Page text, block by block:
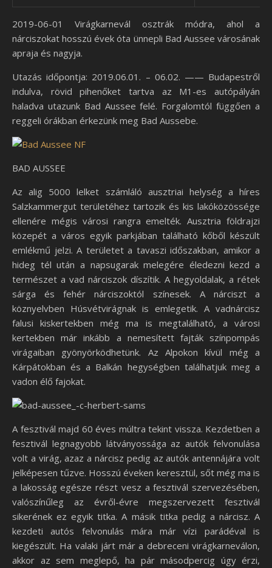
2019-06-01 Virágkarnevál osztrák módra, ahol a
nárciszokat hosszú évek óta ünnepli Bad Aussee városának
apraja és nagyja.
Utazás időpontja: 2019.06.01. – 06.02. —— Budapestről
indulva, rövid pihenőket tartva az M1-es autópályán
haladva utazunk Bad Aussee felé. Forgalomtól függően a
reggeli órákban érkezünk meg Bad Aussebe.
BAD AUSSEE
Az alig 5000 lelket számláló ausztriai helység a híres
Salzkammergut területéhez tartozik és kis lakóközössége
ellenére mégis városi rangra emelték. Ausztria földrajzi
közepét a város egyik parkjában található kőből készült
emlékmű jelzi. A területet a tavaszi időszakban, amikor a
hideg tél után a napsugarak melegére éledezni kezd a
természet a vad nárciszok díszítik. A hegyoldalak, a rétek
sárga és fehér nárciszoktól színesek. A nárciszt a
köznyelvben Húsvétvirágnak is emlegetik. A vadnárcisz
falusi kiskertekben még ma is megtalálható, a városi
kertekben már inkább a nemesített fajták színpompás
virágaiban gyönyörködhetünk. Az Alpokon kívül még a
Kárpátokban és a Balkán hegységben találhatjuk meg a
vadon élő fajokat.
A fesztivál majd 60 éves múltra tekint vissza. Kezdetben a
fesztivál legnagyobb látványossága az autók felvonulása
volt a virág, azaz a nárcisz pedig az autók antennájára volt
jelképesen tűzve. Hosszú éveken keresztül, sőt még ma is
a lakosság egésze részt vesz a fesztivál szervezésében,
valószínűleg az évről-évre megszervezett fesztivál
sikerének ez egyik titka. A másik titka pedig a nárcisz. A
kezdeti autós felvonulás mára már vízi parádéval is
kiegészült. Ha valaki járt már a debreceni virágkarneválon,
akkor az sem meglepő, ha pár másodpercig úgy érzi,